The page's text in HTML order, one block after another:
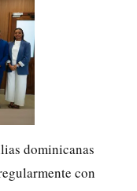
dominicanas
con